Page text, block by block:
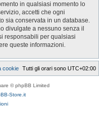
in qualsiasi momento lo
accetti che ogni
sia conservata in un database.
divulgate a nessuno senza il
responsabili per qualsiasi
queste informazioni.
Tutti gli orari sono UTC+02:00
cookie
© phpBB Limited
Store.it